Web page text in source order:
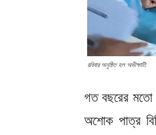
রবিবার অনুষ্ঠিত হল অভীক্ষাটি:
গত বছরের মতো
অশোক পাত্র